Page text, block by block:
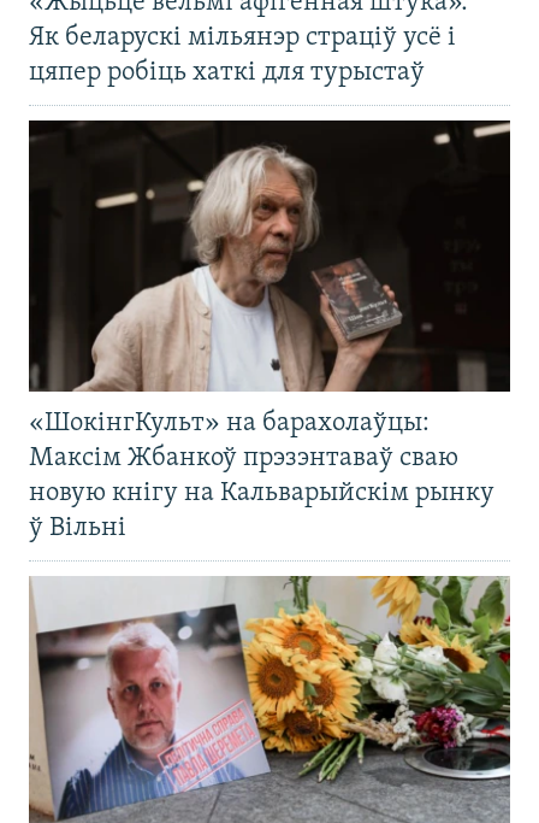
Як беларускі мільянэр страціў усё і
цяпер робіць хаткі для турыстаў
«ШокінгКульт» на барахолаўцы:
Максім Жбанкоў прэзэнтаваў сваю
новую кнігу на Кальварыйскім рынку
ў Вільні